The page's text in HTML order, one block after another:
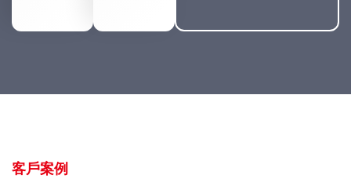
客戶案例